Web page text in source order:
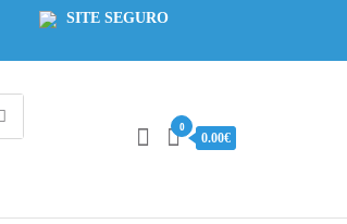
SITE SEGURO
0
0.00€